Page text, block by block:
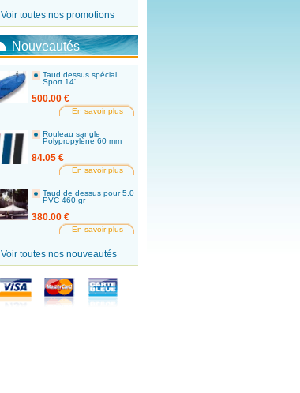
Voir toutes nos promotions
Nouveautés
Taud dessus spécial
Sport 14'
500.00 €
En savoir plus
Rouleau sangle
Polypropylène 60 mm
84.05 €
En savoir plus
Taud de dessus pour 5.0
PVC 460 gr
380.00 €
En savoir plus
Voir toutes nos nouveautés